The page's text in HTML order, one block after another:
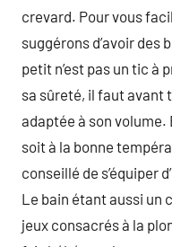
crevard. Pour vous
suggérons d’avoir des
petit n’est pas un tic à
sa sûreté, il faut avant
adaptée à son volume.
soit à la bonne
conseillé de s’équiper
Le bain étant aussi un
jeux consacrés à la